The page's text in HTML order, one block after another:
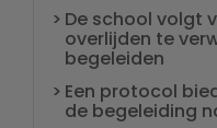
De school volgt
overlijden te
begeleiden
Een protocol
de begeleiding